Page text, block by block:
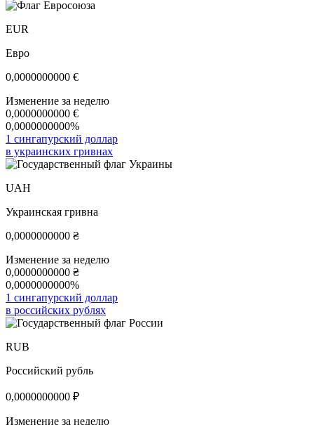
EUR
Евро
0,0000000000 €
Изменение за неделю
0,0000000000 €
0,0000000000%
1 сингапурский доллар
в украинских гривнах
UAH
Украинская гривна
0,0000000000 ₴
Изменение за неделю
0,0000000000 ₴
0,0000000000%
1 сингапурский доллар
в российских рублях
RUB
Российский рубль
0,0000000000 ₽
Изменение за неделю